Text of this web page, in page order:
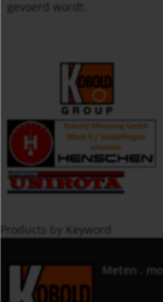
gevoerd wordt.
Products by Keyword
Meten .